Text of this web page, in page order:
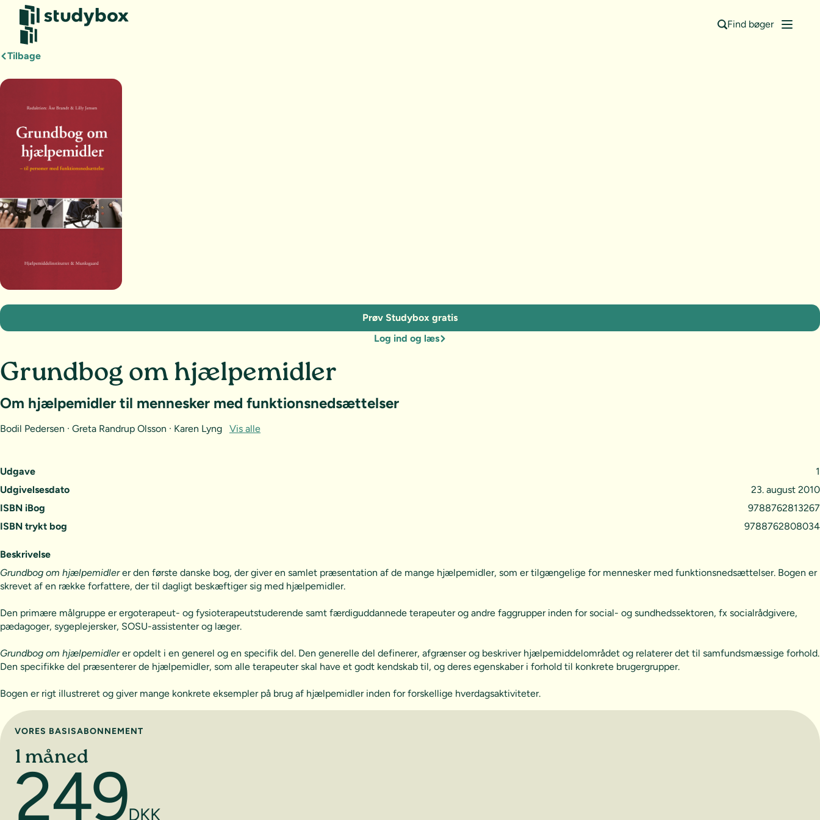
Find bøger
Tilbage
Udgave
1
Udgivelsesdato
23. august 2010
ISBN iBog
9788762813267
ISBN trykt bog
9788762808034
Grundbog om hjælpemidler
Om hjælpemidler til mennesker med funktionsnedsættelser
Bodil Pedersen · Greta Randrup Olsson · Karen Lyng Vis alle
Prøv Studybox gratis
Log ind og læs
Beskrivelse
Grundbog om hjælpemidlerer den første danske bog, der giver en samlet præsentation af de mange hjælpemidler, som er tilgængelige for mennesker med funktionsnedsættelser. Bogen er
skrevet af en række forfattere, der til dagligt beskæftiger sig med hjælpemidler.
Den primære målgruppe er ergoterapeut- og fysioterapeutstuderende samt færdiguddannede terapeuter og andre faggrupper inden for social- og sundhedssektoren, fx socialrådgivere,
pædagoger, sygeplejersker, SOSU-assistenter og læger.
Grundbog om hjælpemidlerer opdelt i en generel og en specifik del. Den generelle del definerer, afgrænser og beskriver hjælpemiddelområdet og relaterer det til samfundsmæssige forhold.
Den specifikke del præsenterer de hjælpemidler, som alle terapeuter skal have et godt kendskab til, og deres egenskaber i forhold til konkrete brugergrupper.
Bogen er rigt illustreret og giver mange konkrete eksempler på brug af hjælpemidler inden for forskellige hverdagsaktiviteter.
Vælg abonnement
VORES BASISABONNEMENT
1 måned
249DKK